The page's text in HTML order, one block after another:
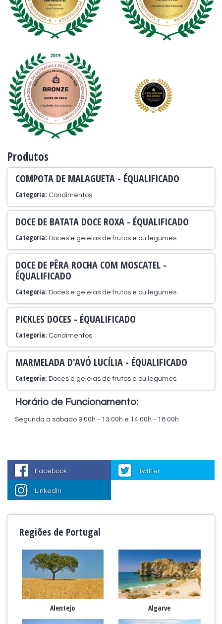
Produtos
COMPOTA DE MALAGUETA - ÉQUALIFICADO
Categoria: Condimentos
DOCE DE BATATA DOCE ROXA - ÉQUALIFICADO
Categoria: Doces e geleias de frutos e ou legumes
DOCE DE PÊRA ROCHA COM MOSCATEL -
ÉQUALIFICADO
Categoria: Doces e geleias de frutos e ou legumes
PICKLES DOCES - ÉQUALIFICADO
Categoria: Condimentos
MARMELADA D'AVÓ LUCÍLIA - ÉQUALIFICADO
Categoria: Doces e geleias de frutos e ou legumes
Horário de Funcionamento:
Segunda a sábado 9:00h - 13:00h e 14:00h - 18:00h
Facebook Twitter
LinkedIn
Regiões de Portugal
Alentejo Algarve